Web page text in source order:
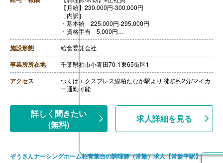
【月給】230,000円-300,000円
［内訳］
・基本給 225,000円-295,000円
・資格手当 5,000円
【賞与】あり※個人評価による
【退職金】あり※勤続3年以上
施設形態 給食委託会社
事業所所在地 千葉県柏市小青田70-1東65街区1
アクセス
つくばエクスプレス線柏たなか駅より 徒歩約2分/マイカ
ー通勤可能
詳しく聞きたい
(無料)
求人詳細を見る
ぞうさんナーシングホーム柏青葉台の調理師（常勤）求人【常盤平駅】